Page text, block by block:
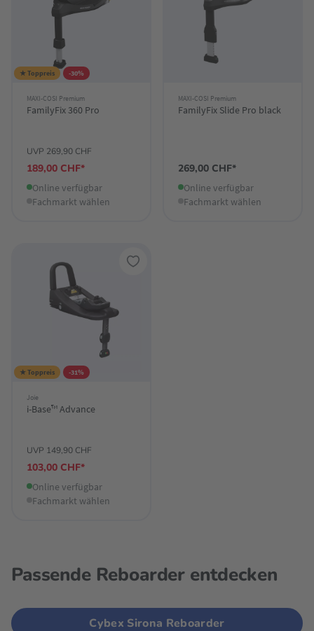
★ Toppreis -30%
MAXI-COSI Premium
FamilyFix 360 Pro
UVP 269,90 CHF
189,00 CHF*
Online verfügbar
Fachmarkt wählen
MAXI-COSI Premium
FamilyFix Slide Pro black
269,00 CHF*
Online verfügbar
Fachmarkt wählen
★ Toppreis -31%
Joie
i-Base™ Advance
UVP 149,90 CHF
103,00 CHF*
Online verfügbar
Fachmarkt wählen
Passende Reboarder entdecken
Cybex Sirona Reboarder